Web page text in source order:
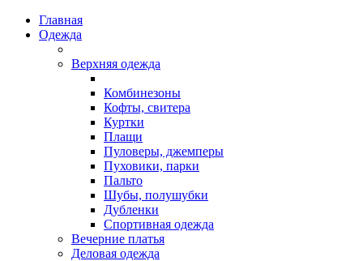
Главная
Одежда
Верхняя одежда
Комбинезоны
Кофты, свитера
Куртки
Плащи
Пуловеры, джемперы
Пуховики, парки
Пальто
Шубы, полушубки
Дубленки
Спортивная одежда
Вечерние платья
Деловая одежда